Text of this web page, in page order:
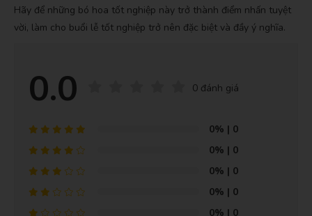
Hãy để những bó hoa tốt nghiệp này trở thành điểm nhấn tuyệt
vời, làm cho buổi lễ tốt nghiệp trở nên đặc biệt và đầy ý nghĩa.
0.0 0 đánh giá
0% | 0
0% | 0
0% | 0
0% | 0
0% | 0